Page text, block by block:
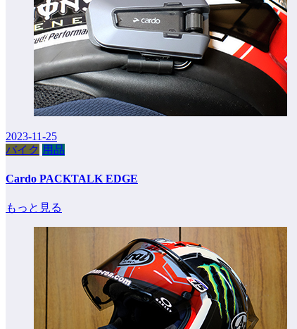
2023-11-25
バイク 用品
Cardo PACKTALK EDGE
もっと見る